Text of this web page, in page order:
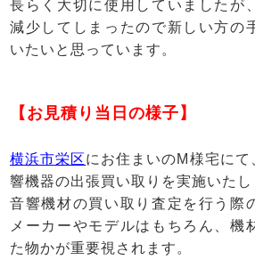
長らく大切に使用していましたが
減少してしまったので新しい方の
いたいと思っています。
【お見積り当日の様子】
横浜市栄区にお住まいのM様宅に
響機器の出張買い取りを実施いたし
音響機材の買い取り査定を行う際
メーカーやモデルはもちろん、機
た物かが重要視されます。